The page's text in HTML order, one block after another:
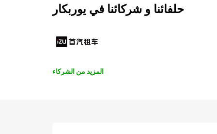
حلفائنا و شركائنا في يوربكار
المزيد من الشركاء